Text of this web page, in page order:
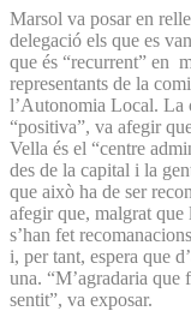
Marsol va posar en
delegació els que es
que és “recurrent” en
representants de la
l’Autonomia Local. La
“positiva”, va afegir
Vella és el “centre
des de la capital i la
que això ha de ser
afegir que, malgrat que
s’han fet
i, per tant, espera que
una. “M’agradaria que
sentit”, va exposar.